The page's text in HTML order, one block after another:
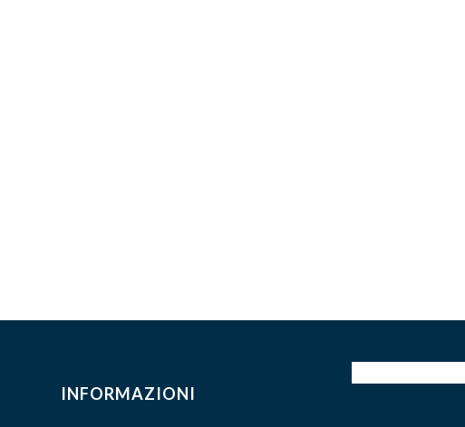
INFORMAZIONI